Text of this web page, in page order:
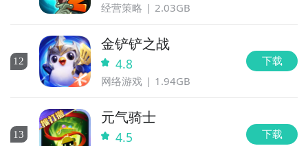
经营策略 2.03GB
12
金铲铲之战
4.8
网络游戏 1.94GB
下载
13
元气骑士
4.5 下载